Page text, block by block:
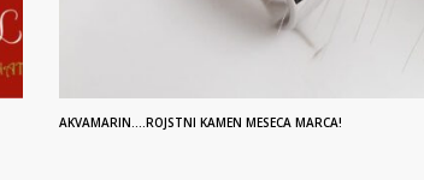
AKVAMARIN….ROJSTNI KAMEN MESECA MARCA!